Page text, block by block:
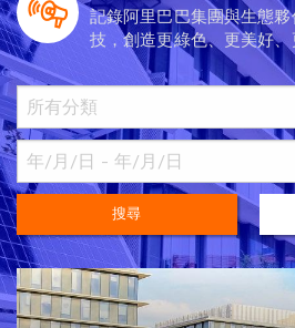
記錄阿里巴巴集團與生態
技，創造更綠色、更美好
搜尋